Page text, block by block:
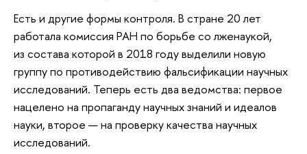
Есть и другие формы контроля. В стране 20 лет
работала комиссия РАН по борьбе со лженаукой,
из состава которой в 2018 году выделили новую
группу по противодействию фальсификации научных
исследований. Теперь есть два ведомства: первое
нацелено на пропаганду научных знаний и идеалов
науки, второе — на проверку качества научных
исследований.